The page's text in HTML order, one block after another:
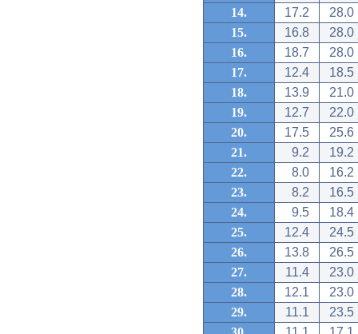
14.
17.2
28.0
15.
16.8
28.0
16.
18.7
28.0
17.
12.4
18.5
18.
13.9
21.0
19.
12.7
22.0
20.
17.5
25.6
21.
9.2
19.2
22.
8.0
16.2
23.
8.2
16.5
24.
9.5
18.4
25.
12.4
24.5
26.
13.8
26.5
27.
11.4
23.0
28.
12.1
23.0
29.
11.1
23.5